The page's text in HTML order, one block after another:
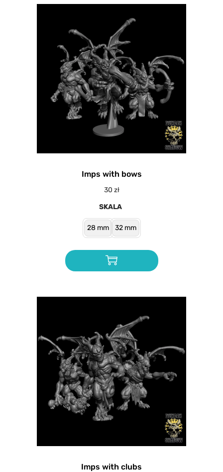
Imps with bows
30 zł
SKALA
28 mm 32 mm
Imps with clubs